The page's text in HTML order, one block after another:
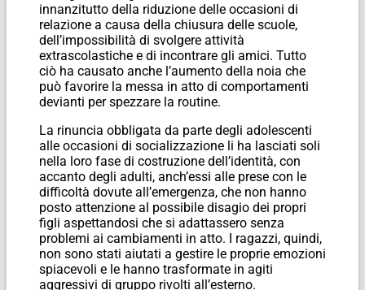
innanzitutto della riduzione delle occasioni di
relazione a causa della chiusura delle scuole,
dell’impossibilità di svolgere attività
extrascolastiche e di incontrare gli amici. Tutto
ciò ha causato anche l’aumento della noia che
può favorire la messa in atto di comportamenti
devianti per spezzare la routine.
La rinuncia obbligata da parte degli adolescenti
alle occasioni di socializzazione li ha lasciati soli
nella loro fase di costruzione dell’identità, con
accanto degli adulti, anch’essi alle prese con le
difficoltà dovute all’emergenza, che non hanno
posto attenzione al possibile disagio dei propri
figli aspettandosi che si adattassero senza
problemi ai cambiamenti in atto. I ragazzi, quindi,
non sono stati aiutati a gestire le proprie emozioni
spiacevoli e le hanno trasformate in agiti
aggressivi di gruppo rivolti all’esterno.